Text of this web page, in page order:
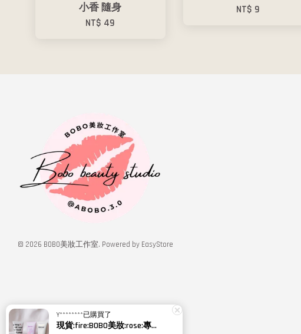
小香 隨身
NT$ 49
NT$ 9
© 2026 BOBO美妝工作室. Powered by EasyStore
Y********已購買了
現貨:fire:BOBO美妝:rose:專櫃貨 Relove 胺基酸私密潔淨你露 私密肌傳明酸潔淨精華凝露 120ml 私密洗